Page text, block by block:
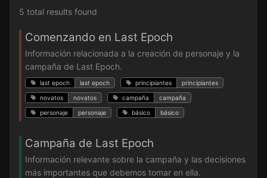
5 total results found
Comenzando en Last Epoch
Información relacionada a la creación de personaje y la
campaña de Last Epoch.
last epoch last epoch principiantes principiantes
novatos novatos campaña campaña
personaje personaje básico básico
Campaña de Last Epoch
Información relevante sobre la campaña y las decisiones
más importantes que debemos tomar en ella.